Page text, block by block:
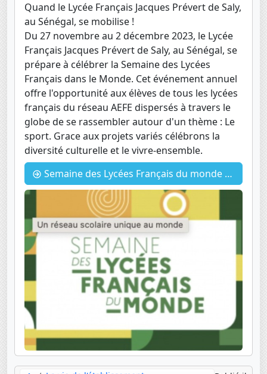
Quand le Lycée Français Jacques Prévert de Saly,
au Sénégal, se mobilise !
Du 27 novembre au 2 décembre 2023, le Lycée
Français Jacques Prévert de Saly, au Sénégal, se
prépare à célébrer la Semaine des Lycées
Français dans le Monde. Cet événement annuel
offre l'opportunité aux élèves de tous les lycées
français du réseau AEFE dispersés à travers le
globe de se rassembler autour d'un thème : Le
sport. Grace aux projets variés célébrons la
diversité culturelle et le vivre-ensemble.
Semaine des Lycées Français du monde - décembre 2023 - Le sport